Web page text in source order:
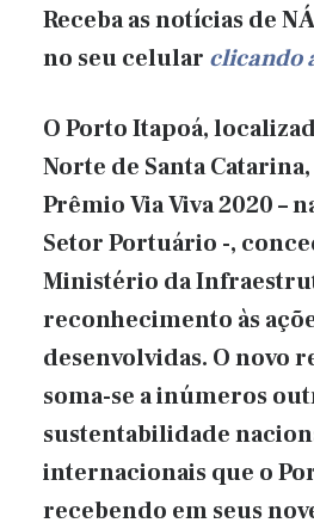
Receba as notícias de
no seu celular clicando
O Porto Itapoá,
Norte de Santa
Prêmio Via Viva 2020 –
Setor Portuário -,
Ministério da
reconhecimento às
desenvolvidas. O novo
soma-se a inúmeros
sustentabilidade
internacionais que o
recebendo em seus